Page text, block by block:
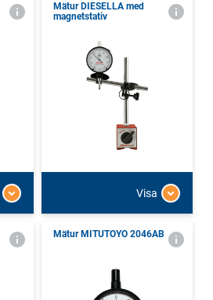
Mätur DIESELLA med
magnetstativ
Visa
Mätur MITUTOYO 2046AB